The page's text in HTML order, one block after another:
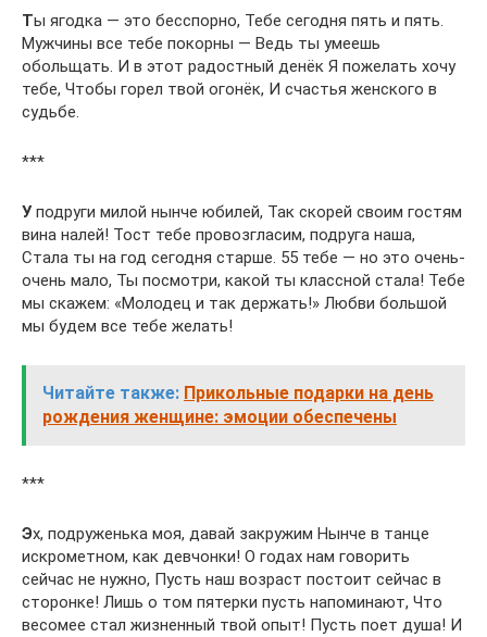
Ты ягодка — это бесспорно, Тебе сегодня пять и пять.
Мужчины все тебе покорны — Ведь ты умеешь
обольщать. И в этот радостный денёк Я пожелать хочу
тебе, Чтобы горел твой огонёк, И счастья женского в
судьбе.
***
Уподруги милой нынче юбилей, Так скорей своим гостям
вина налей! Тост тебе провозгласим, подруга наша,
Стала ты на год сегодня старше. 55 тебе — но это очень-
очень мало, Ты посмотри, какой ты классной стала! Тебе
мы скажем: «Молодец и так держать!» Любви большой
мы будем все тебе желать!
Читайте также: Прикольные подарки на день
рождения женщине: эмоции обеспечены
***
Эх, подруженька моя, давай закружим Нынче в танце
искрометном, как девчонки! О годах нам говорить
сейчас не нужно, Пусть наш возраст постоит сейчас в
сторонке! Лишь о том пятерки пусть напоминают, Что
весомее стал жизненный твой опыт! Пусть поет душа! И